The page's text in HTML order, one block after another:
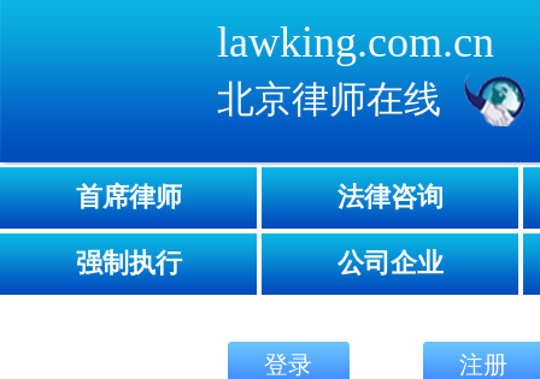
lawking.com.cn
北京律师在线
首席律师 法律咨询
强制执行 公司企业
登录 注册